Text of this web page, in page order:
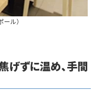
ル）
げずに温め、手間